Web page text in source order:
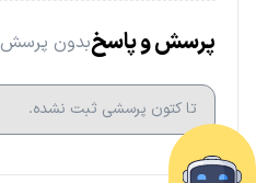
پرسش و پاسخبدون پرسش
تا کتون پرسشی ثبت نشده.